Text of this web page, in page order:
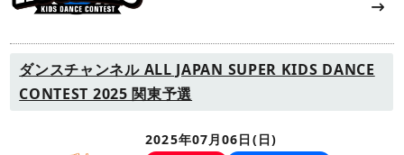
ダンスチャンネル ALL JAPAN SUPER KIDS DANCE
CONTEST 2025 関東予選
2025年07月06日(日)